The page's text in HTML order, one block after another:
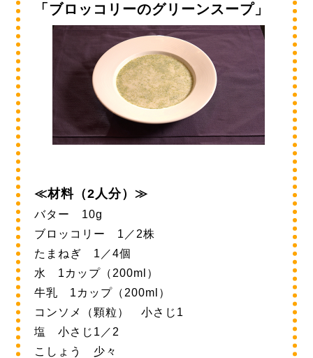
「ブロッコリーのグリーンスープ」
≪材料（2人分）≫
バター 10g
ブロッコリー 1／2株
たまねぎ 1／4個
水 1カップ（200ml）
牛乳 1カップ（200ml）
コンソメ（顆粒） 小さじ1
塩 小さじ1／2
こしょう 少々